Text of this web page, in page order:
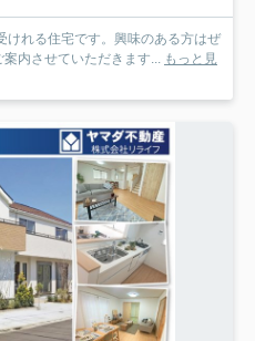
けれる住宅です。興味のある方はぜ
内させていただきます... もっと見